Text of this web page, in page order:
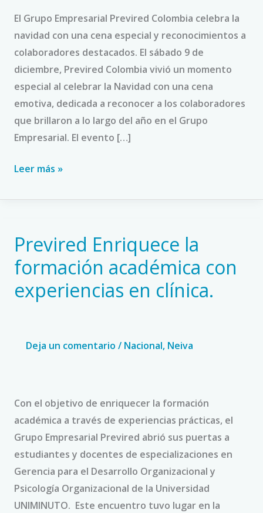
El Grupo Empresarial Previred Colombia celebra la
navidad con una cena especial y reconocimientos a
colaboradores destacados. El sábado 9 de
diciembre, Previred Colombia vivió un momento
especial al celebrar la Navidad con una cena
emotiva, dedicada a reconocer a los colaboradores
que brillaron a lo largo del año en el Grupo
Empresarial. El evento […]
colaboradores.
Leer más »
Previred Enriquece la
formación académica con
experiencias en clínica.
Deja un comentario / Nacional, Neiva
Con el objetivo de enriquecer la formación
académica a través de experiencias prácticas, el
Grupo Empresarial Previred abrió sus puertas a
estudiantes y docentes de especializaciones en
Gerencia para el Desarrollo Organizacional y
Psicología Organizacional de la Universidad
UNIMINUTO. Este encuentro tuvo lugar en la
Previred
Enriquece
la
formación
experiencias